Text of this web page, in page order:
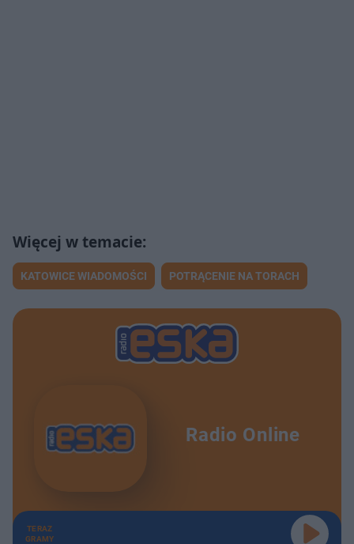
KATOWICE WIADOMOŚCI POTRĄCENIE NA TORACH
Radio Online
TERAZ
GRAMY